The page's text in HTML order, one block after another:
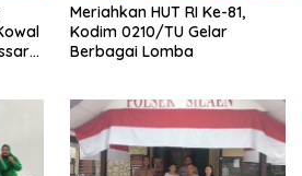
Meriahkan HUT RI Ke-81,
Kodim 0210/TU Gelar
Berbagai Lomba